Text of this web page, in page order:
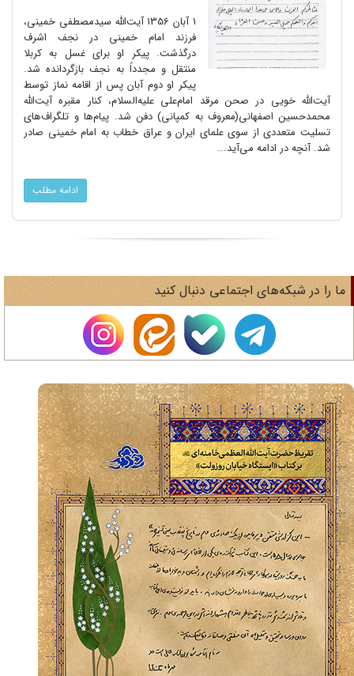
1 آبان 1356 آیت‌الله سیدمصطفی خمینی،
فرزند امام خمینی در نجف اشرف
درگذشت. پیکر او برای غسل به کربلا
منتقل و مجدداً به نجف بازگردانده شد.
پیکر او دوم آبان پس از اقامه نماز توسط
آیت‌الله خویی در صحن مرقد امام‌علی علیه‌السلام، کنار مقبره آیت‌الله
محمدحسین اصفهانی(معروف به کمپانی) دفن شد. پیام‌ها و تلگراف‌های
تسلیت متعددی از سوی علمای ایران و عراق خطاب به امام خمینی صادر
شد. آنچه در ادامه می‌آید...
ادامه مطلب
را در شبکه‌های اجتماعی دنبال کنید